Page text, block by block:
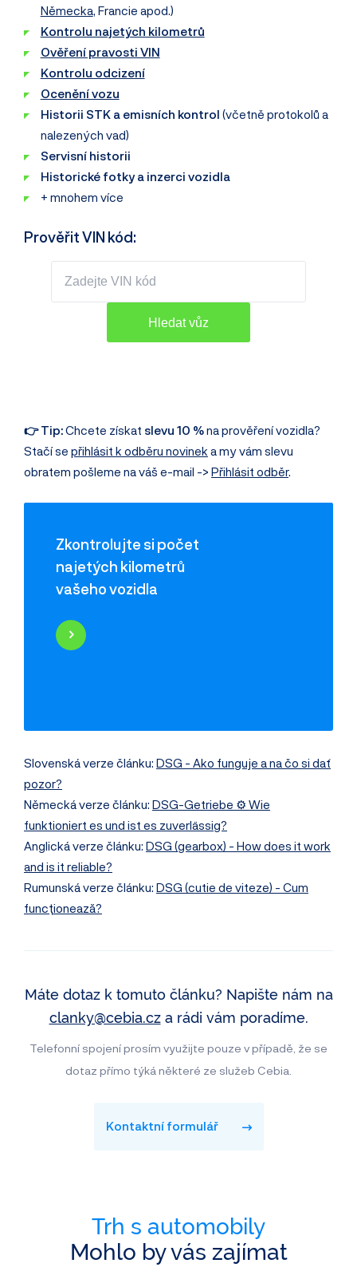
Německa, Francie apod.)
Kontrolu najetých kilometrů
Ověření pravosti VIN
Kontrolu odcizení
Ocenění vozu
Historii STK a emisních kontrol (včetně protokolů a
nalezených vad)
Servisní historii
Historické fotky a inzerci vozidla
+ mnohem více
Prověřit VIN kód:
👉 Tip:Chcete získat slevu 10 %na prověření vozidla?
Stačí se přihlásit k odběru novinek a my vám slevu
obratem pošleme na váš e-mail -> Přihlásit odběr.
Zkontrolujte si počet
najetých kilometrů
vašeho vozidla
Najeté kilometry
Slovenská verze článku: DSG - Ako funguje a na čo si dať
pozor?
Německá verze článku: DSG-Getriebe ⚙️ Wie
funktioniert es und ist es zuverlässig?
Anglická verze článku: DSG (gearbox) - How does it work
and is it reliable?
Rumunská verze článku: DSG (cutie de viteze) - Cum
funcționează?
Máte dotaz k tomuto článku? Napište nám na
clanky@cebia.cza rádi vám poradíme.
Telefonní spojení prosím využijte pouze v případě, že se
dotaz přímo týká některé ze služeb Cebia.
Kontaktní formulář
Trh s automobily
Mohlo by vás zajímat